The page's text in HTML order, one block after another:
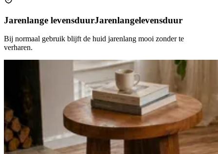
Jarenlange levensduurJarenlangelevensduur
Bij normaal gebruik blijft de huid jarenlang mooi zonder te
verharen.